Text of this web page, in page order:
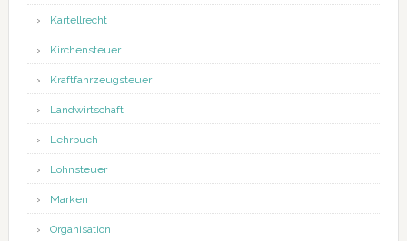
Kartellrecht
Kirchensteuer
Kraftfahrzeugsteuer
Landwirtschaft
Lehrbuch
Lohnsteuer
Marken
Organisation